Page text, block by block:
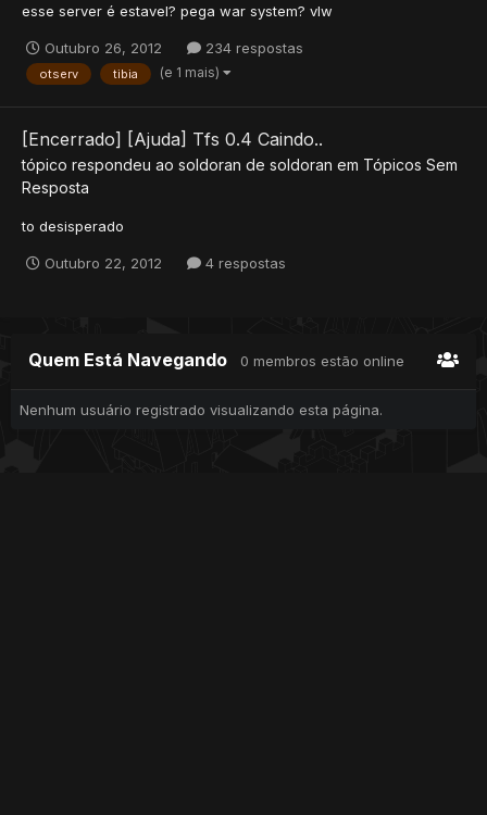
esse server é estavel? pega war system? vlw
Outubro 26, 2012 234 respostas
otserv tibia (e 1 mais)
[Encerrado] [Ajuda] Tfs 0.4 Caindo..
tópico respondeu ao soldoran de soldoran em Tópicos Sem
Resposta
to desisperado
Outubro 22, 2012 4 respostas
Quem Está Navegando 0 membros estão online
Nenhum usuário registrado visualizando esta página.